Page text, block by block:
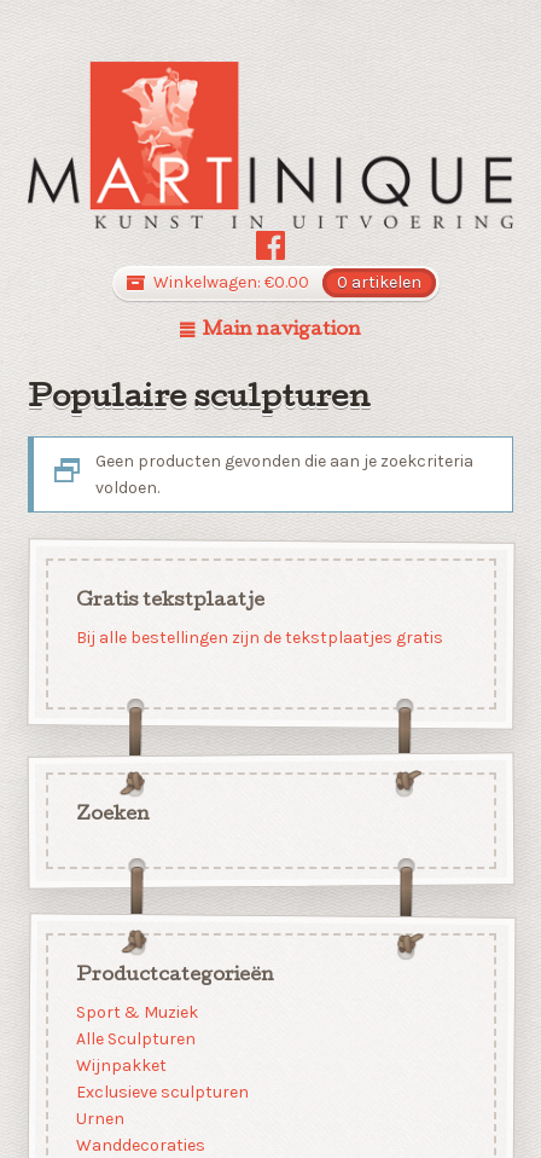
Winkelwagen: €0.00 0 artikelen
Main navigation
Populaire sculpturen
Geen producten gevonden die aan je zoekcriteria
voldoen.
Gratis tekstplaatje
Bij alle bestellingen zijn de tekstplaatjes gratis
Zoeken
Productcategorieën
Sport & Muziek
Alle Sculpturen
Wijnpakket
Exclusieve sculpturen
Urnen
Wanddecoraties